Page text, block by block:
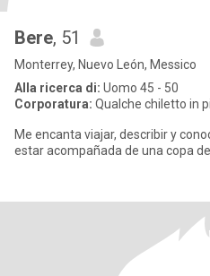
Bere, 51
Monterrey, Nuevo León, Messico
Alla ricerca di: Uomo 45 - 50
Corporatura: Qualche chiletto in
Me encanta viajar, describir y
estar acompañada de una copa